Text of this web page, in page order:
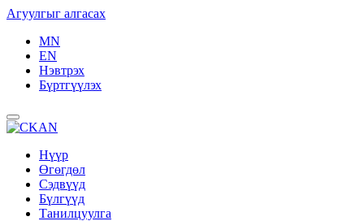
Агуулгыг алгасах
MN
EN
Нэвтрэх
Бүртгүүлэх
Нүүр
Өгөгдөл
Сэдвүүд
Бүлгүүд
Танилцуулга